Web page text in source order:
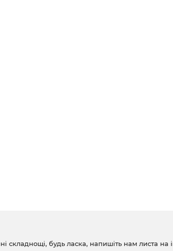
складнощі, будь ласка, напишіть нам листа на